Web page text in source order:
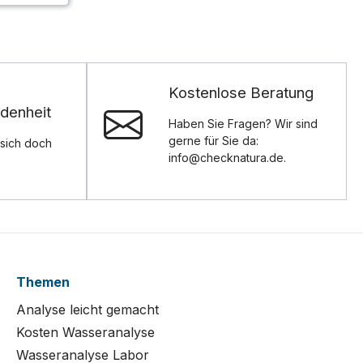
doch
Kostenlose Beratung
Haben Sie Fragen? Wir sind
gerne für Sie da:
info@checknatura.de.
Themen
Analyse leicht gemacht
Kosten Wasseranalyse
Wasseranalyse Labor